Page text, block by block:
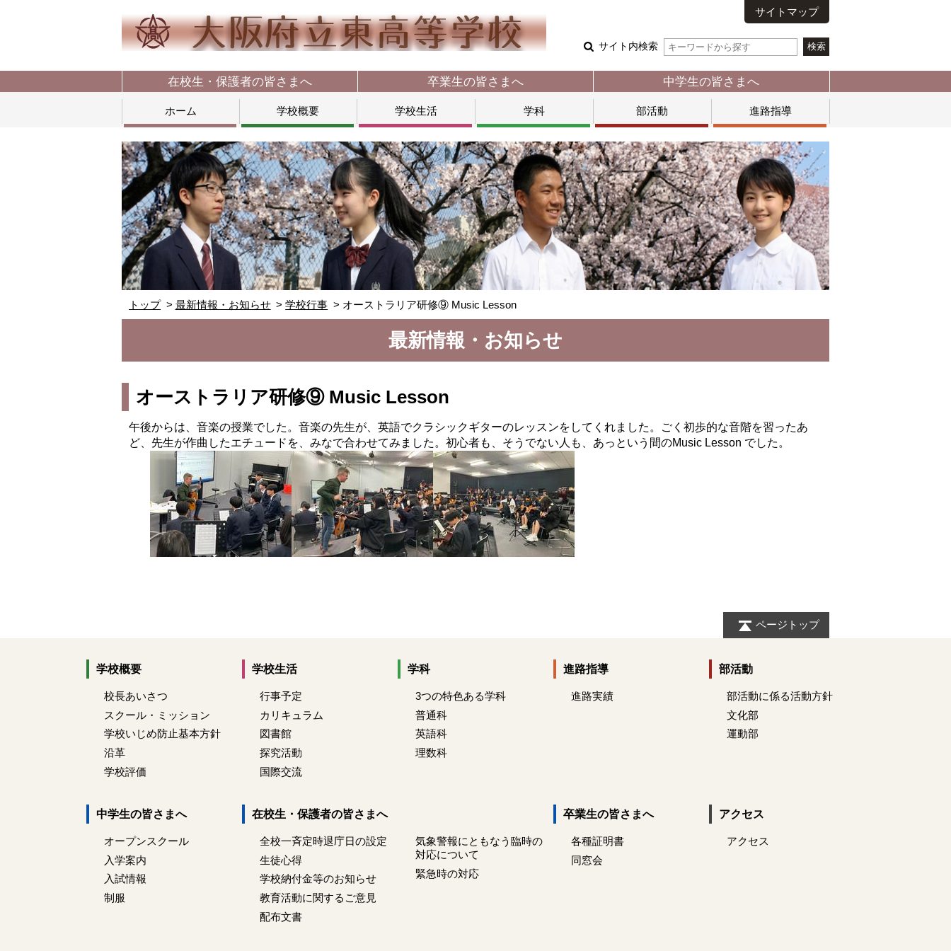
サイトマップ
サイト内検索
在校生・保護者の皆さまへ 卒業生の皆さまへ 中学生の皆さまへ
ホーム 学校概要 学校生活 学科 部活動 進路指導
トップ 最新情報・お知らせ 学校行事 オーストラリア研修⑨ Music Lesson
最新情報・お知らせ
オーストラリア研修⑨ Music Lesson
午後からは、音楽の授業でした。音楽の先生が、英語でクラシックギターのレッスンをしてくれました。ごく初歩的な音階を習ったあ
ど、先生が作曲したエチュードを、みなで合わせてみました。初心者も、そうでない人も、あっという間のMusic Lesson でした。
ページトップ
学校概要
校長あいさつ
スクール・ミッション
学校いじめ防止基本方針
沿革
学校評価
学校生活
行事予定
カリキュラム
図書館
探究活動
国際交流
学科
3つの特色ある学科
普通科
英語科
理数科
進路指導
進路実績
部活動
部活動に係る活動方針
文化部
運動部
中学生の皆さまへ
オープンスクール
入学案内
入試情報
制服
在校生・保護者の皆さまへ
全校一斉定時退庁日の設定
生徒心得
学校納付金等のお知らせ
教育活動に関するご意見
配布文書
気象警報にともなう臨時の
対応について
緊急時の対応
卒業生の皆さまへ
各種証明書
同窓会
アクセス
アクセス